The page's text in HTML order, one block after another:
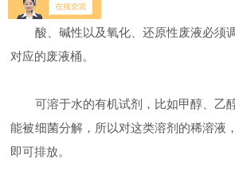
酸、碱性以及氧化、还原性废液必须调
对应的废液桶。
可溶于水的有机试剂，比如甲醇、乙醇
能被细菌分解，所以对这类溶剂的稀溶液
即可排放。